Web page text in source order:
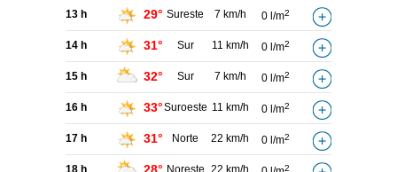
13 h 29° Sureste 7 km/h 0 l/m2
14 h 31° Sur 11 km/h 0 l/m2
15 h 32° Sur 7 km/h 0 l/m2
16 h 33°Suroeste 11 km/h 0 l/m2
17 h 31° Norte 22 km/h 0 l/m2
2